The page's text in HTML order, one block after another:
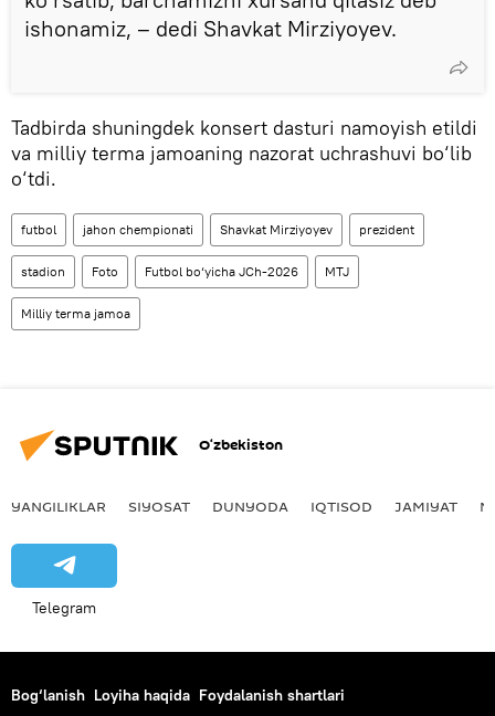
ishonamiz, – dedi Shavkat Mirziyoyev.
Tadbirda shuningdek konsert dasturi namoyish etildi
va milliy terma jamoaning nazorat uchrashuvi bo‘lib
o‘tdi.
futbol jahon chempionati Shavkat Mirziyoyev prezident
stadion Foto Futbol bo‘yicha JCh-2026 MTJ
Milliy terma jamoa
O‘zbekiston
YANGILIKLAR SIYOSAT DUNYODA IQTISOD JAMIYAT
Telegram
Bog‘lanish Loyiha haqida Foydalanish shartlari